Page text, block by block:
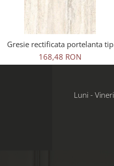
Gresie rectificata portelanta tip
travertin, Travertin Bone Sugar
25621011, 60x120 cm, bej,
168,48 RON
Luni -